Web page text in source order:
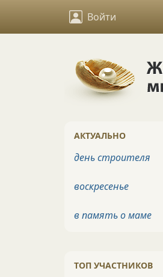
Войти
АКТУАЛЬНО
день строителя
воскресенье
в память о маме
ТОП УЧАСТНИКОВ